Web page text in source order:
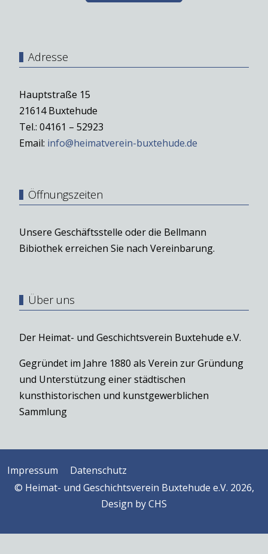
Adresse
Hauptstraße 15
21614 Buxtehude
Tel.: 04161 – 52923
Email: info@heimatverein-buxtehude.de
Öffnungszeiten
Unsere Geschäftsstelle oder die Bellmann
Bibiothek erreichen Sie nach Vereinbarung.
Über uns
Der Heimat- und Geschichtsverein Buxtehude e.V.
Gegründet im Jahre 1880 als Verein zur Gründung
und Unterstützung einer städtischen
kunsthistorischen und kunstgewerblichen
Sammlung
Impressum
Datenschutz
© Heimat- und Geschichtsverein Buxtehude e.V. 2026,
Design byCHS